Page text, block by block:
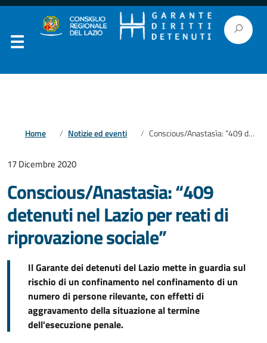
Home Notizie ed eventi Conscious/Anastasìa: “409 detenuti nel Lazio per reati di riprovazione sociale”
17 Dicembre 2020
Conscious/Anastasìa: “409
detenuti nel Lazio per reati di
riprovazione sociale”
Il Garante dei detenuti del Lazio mette in guardia sul
rischio di un confinamento nel confinamento di un
numero di persone rilevante, con effetti di
aggravamento della situazione al termine
dell'esecuzione penale.